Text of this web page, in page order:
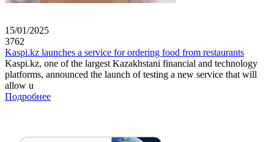
15/01/2025
3762
Kaspi.kz launches a service for ordering food from restaurants
Kaspi.kz, one of the largest Kazakhstani financial and technology
platforms, announced the launch of testing a new service that will
allow u
Подробнее